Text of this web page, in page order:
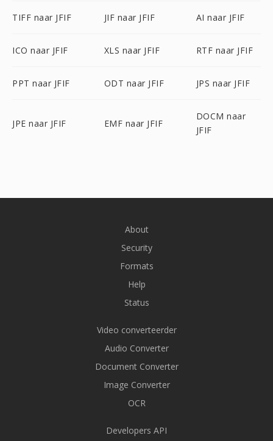
TIFF naar JFIF JIF naar JFIF AI naar JFIF
ICO naar JFIF XLS naar JFIF RTF naar JFIF
PPT naar JFIF ODT naar JFIF JPS naar JFIF
JPE naar JFIF EMF naar JFIF
DOCM naar
JFIF
About
Security
Formats
Help
Status
Video converteerder
Audio Converter
Document Converter
Image Converter
OCR
Developers API